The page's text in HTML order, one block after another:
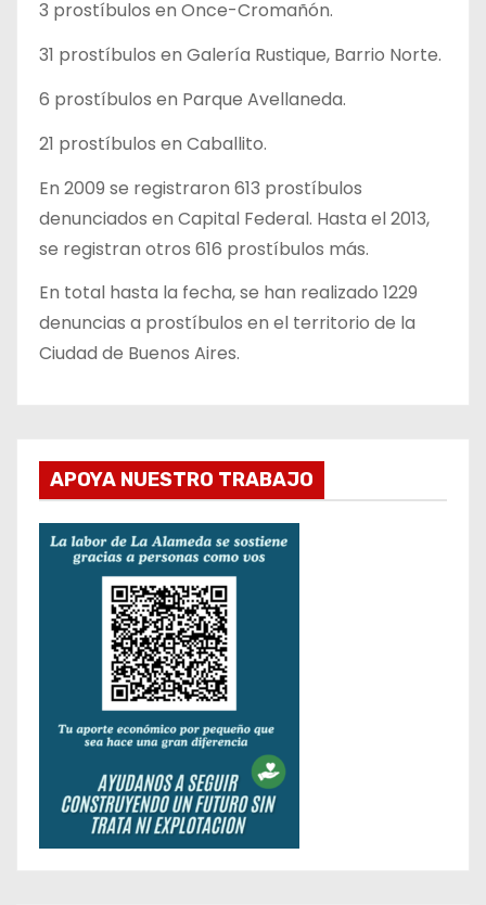
3 prostíbulos en Once-Cromañón.
31 prostíbulos en Galería Rustique, Barrio Norte.
6 prostíbulos en Parque Avellaneda.
21 prostíbulos en Caballito.
En 2009 se registraron 613 prostíbulos
denunciados en Capital Federal. Hasta el 2013,
se registran otros 616 prostíbulos más.
En total hasta la fecha, se han realizado 1229
denuncias a prostíbulos en el territorio de la
Ciudad de Buenos Aires.
APOYA NUESTRO TRABAJO